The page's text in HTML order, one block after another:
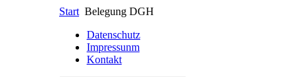
Start Belegung DGH
Datenschutz
Impressunm
Kontakt